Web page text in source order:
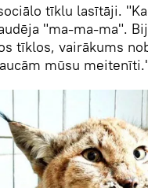
tīklu lasītāji.
"ma-ma-ma".
tīklos, vairākums
mūsu